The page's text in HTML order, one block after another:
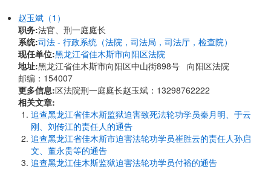
赵玉斌（1）
职务:法官、刑一庭庭长
系统:司法 - 行政系统（法院，司法局，司法厅，检查院）
现任单位:黑龙江省佳木斯市向阳区法院
地址:黑龙江省佳木斯市向阳区中山街898号 向阳区法院
邮编：154007
更多信息:区法院刑一庭庭长赵玉斌：13298762222
相关文章:
追查黑龙江省佳木斯监狱迫害致死法轮功学员秦月明、于云
刚、刘传江的责任人的通告
追查黑龙江省佳木斯市迫害法轮功学员崔胜云的责任人孙启
文、董永贵等的通告
追查黑龙江佳木斯监狱迫害法轮功学员付裕的通告